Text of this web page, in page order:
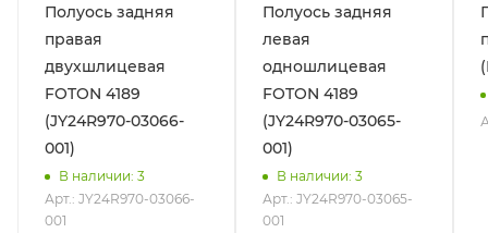
Полуось задняя
правая
двухшлицевая
FOTON 4189
(JY24R970-03066-
001)
В наличии: 3
Арт.: JY24R970-03066-
001
Полуось задняя
левая
одношлицевая
FOTON 4189
(JY24R970-03065-
001)
В наличии: 3
Арт.: JY24R970-03065-
001